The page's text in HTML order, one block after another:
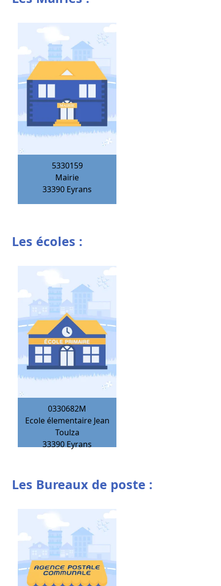
5330159
Mairie
33390 Eyrans
Les écoles :
0330682M
Ecole élementaire Jean
Toulza
33390 Eyrans
Les Bureaux de poste :